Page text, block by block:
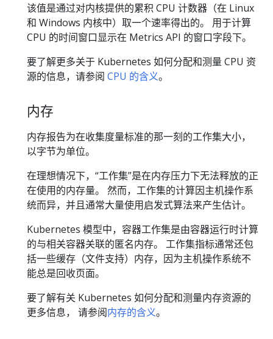
该值是通过对内核提供的累积 CPU 计数器（在 Linux
和 Windows 内核中）取一个速率得出的。 用于计算
CPU 的时间窗口显示在 Metrics API 的窗口字段下。
要了解更多关于 Kubernetes 如何分配和测量 CPU 资
源的信息，请参阅 CPU 的含义。
内存
内存报告为在收集度量标准的那一刻的工作集大小，
以字节为单位。
在理想情况下，“工作集”是在内存压力下无法释放的正
在使用的内存量。 然而，工作集的计算因主机操作系
统而异，并且通常大量使用启发式算法来产生估计。
Kubernetes 模型中，容器工作集是由容器运行时计算
的与相关容器关联的匿名内存。 工作集指标通常还包
括一些缓存（文件支持）内存，因为主机操作系统不
能总是回收页面。
要了解有关 Kubernetes 如何分配和测量内存资源的
更多信息， 请参阅内存的含义。